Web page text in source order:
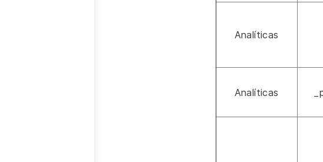
Analíticas
Analíticas